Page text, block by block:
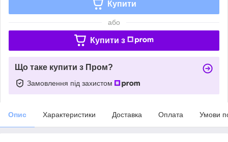
Купити
або
Купити з
Що таке купити з Пром?
Замовлення під захистом
Опис Характеристики Доставка Оплата Умови